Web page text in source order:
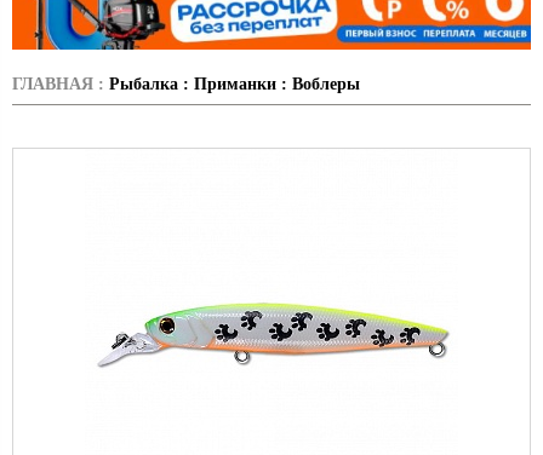
ГЛАВНАЯ : Рыбалка : Приманки : Воблеры